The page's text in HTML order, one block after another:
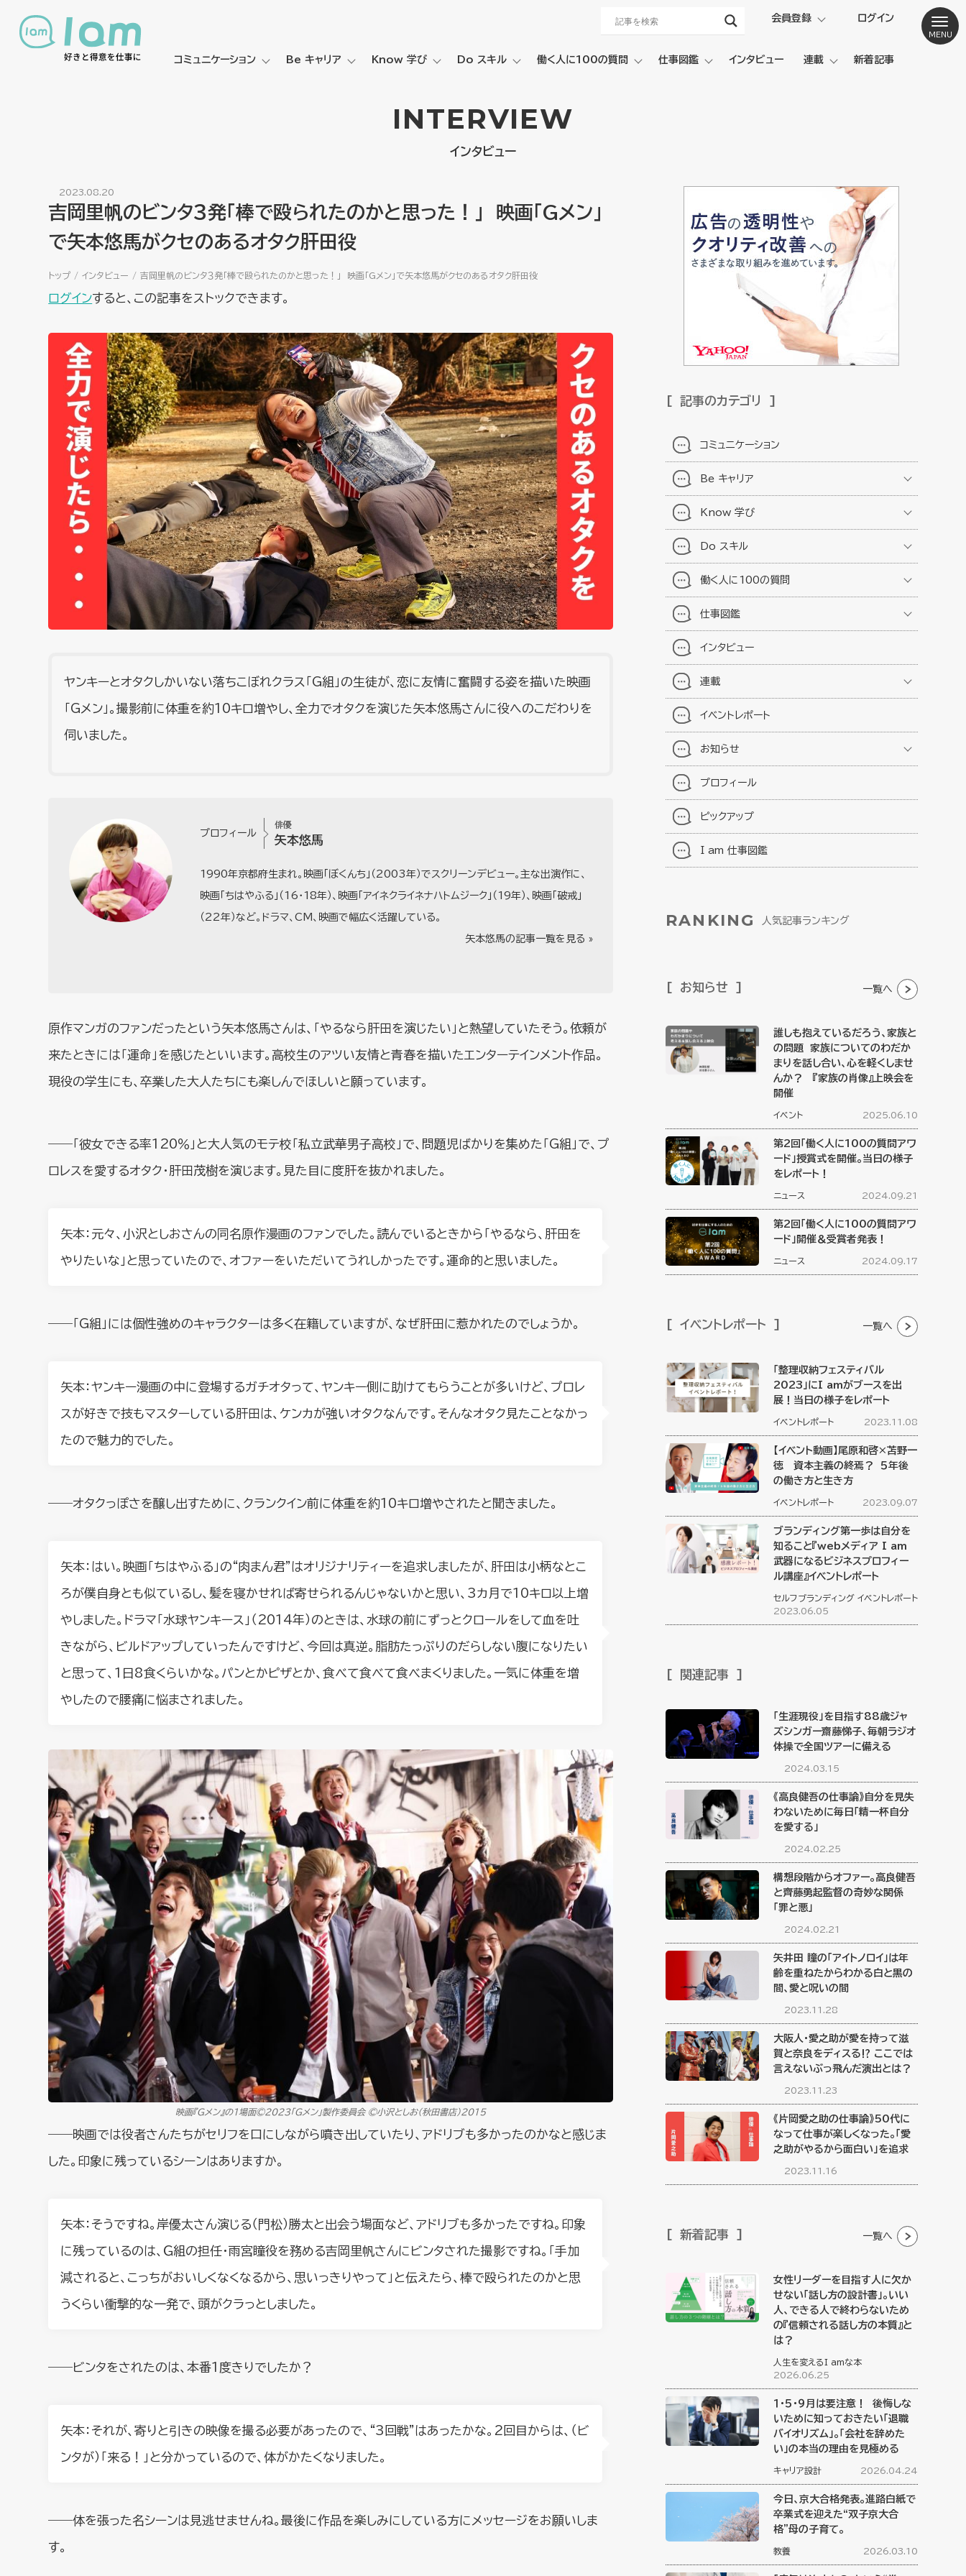
会員登録 ログイン
コミュニケーション Be キャリア Know 学び Do スキル 働く人に100の質問 仕事図鑑 インタビュー 連載 新着記事
INTERVIEW
インタビュー
2023.08.20
吉岡里帆のビンタ３発「棒で殴られたのかと思った！」 映画「Gメン」
で矢本悠馬がクセのあるオタク肝田役
トップ インタビュー 吉岡里帆のビンタ３発「棒で殴られたのかと思った！」 映画「Gメン」で矢本悠馬がクセのあるオタク肝田役
ログインすると、この記事をストックできます。
ヤンキーとオタクしかいない落ちこぼれクラス「G組」の生徒が、恋に友情に奮闘する姿を描いた映画
「Gメン」。撮影前に体重を約10キロ増やし、全力でオタクを演じた矢本悠馬さんに役へのこだわりを
伺いました。
プロフィール
俳優
矢本悠馬
1990年京都府生まれ。映画「ぼくんち」（2003年）でスクリーンデビュー。主な出演作に、
映画「ちはやふる」（16・18年）、映画「アイネクライネナハトムジーク」（19年）、映画「破戒」
（22年）など。ドラマ、CM、映画で幅広く活躍している。
矢本悠馬の記事一覧を見る »
原作マンガのファンだったという矢本悠馬さんは、「やるなら肝田を演じたい」と熱望していたそう。依頼が
来たときには「運命」を感じたといいます。高校生のアツい友情と青春を描いたエンターテインメント作品。
現役の学生にも、卒業した大人たちにも楽しんでほしいと願っています。
――「彼女できる率120％」と大人気のモテ校「私立武華男子高校」で、問題児ばかりを集めた「G組」で、プ
ロレスを愛するオタク・肝田茂樹を演じます。見た目に度肝を抜かれました。
矢本：元々、小沢としおさんの同名原作漫画のファンでした。読んでいるときから「やるなら、肝田を
やりたいな」と思っていたので、オファーをいただいてうれしかったです。運命的と思いました。
――「G組」には個性強めのキャラクターは多く在籍していますが、なぜ肝田に惹かれたのでしょうか。
矢本：ヤンキー漫画の中に登場するガチオタって、ヤンキー側に助けてもらうことが多いけど、プロレ
スが好きで技もマスターしている肝田は、ケンカが強いオタクなんです。そんなオタク見たことなかっ
たので魅力的でした。
――オタクっぽさを醸し出すために、クランクイン前に体重を約10キロ増やされたと聞きました。
矢本：はい。映画「ちはやふる」の“肉まん君”はオリジナリティーを追求しましたが、肝田は小柄なとこ
ろが僕自身とも似ているし、髪を寝かせれば寄せられるんじゃないかと思い、3カ月で10キロ以上増
やしました。ドラマ「水球ヤンキース」（2014年）のときは、水球の前にずっとクロールをして血を吐
きながら、ビルドアップしていったんですけど、今回は真逆。脂肪たっぷりのだらしない腹になりたい
と思って、1日8食くらいかな。パンとかピザとか、食べて食べて食べまくりました。一気に体重を増
やしたので腰痛に悩まされました。
映画『Gメン』の１場面©️2023「Ｇメン」製作委員会 ©️小沢としお(秋田書店)2015
――映画では役者さんたちがセリフを口にしながら噴き出していたり、アドリブも多かったのかなと感じま
した。印象に残っているシーンはありますか。
矢本：そうですね。岸優太さん演じる（門松）勝太と出会う場面など、アドリブも多かったですね。印象
に残っているのは、Ｇ組の担任・雨宮瞳役を務める吉岡里帆さんにビンタされた撮影ですね。「手加
減されると、こっちがおいしくなくなるから、思いっきりやって」と伝えたら、棒で殴られたのかと思
うくらい衝撃的な一発で、頭がクラっとしました。
――ビンタをされたのは、本番1度きりでしたか？
矢本：それが、寄りと引きの映像を撮る必要があったので、“3回戦”はあったかな。2回目からは、（ビ
ンタが）「来る！」と分かっているので、体がかたくなりました。
――体を張った名シーンは見逃せませんね。最後に作品を楽しみにしている方にメッセージをお願いしま
す。
記事のカテゴリ
コミュニケーション
Be キャリア
Know 学び
Do スキル
働く人に100の質問
仕事図鑑
インタビュー
連載
イベントレポート
お知らせ
プロフィール
ピックアップ
I am 仕事図鑑
RANKING 人気記事ランキング
お知らせ 一覧へ
誰しも抱えているだろう、家族と
の問題 家族についてのわだか
まりを話し合い、心を軽くしませ
んか？ 『家族の肖像』上映会を
開催
イベント 2025.06.10
第2回「働く人に100の質問アワ
ード」授賞式を開催。当日の様子
をレポート！
ニュース 2024.09.21
第2回「働く人に100の質問アワ
ード」開催＆受賞者発表！
ニュース 2024.09.17
イベントレポート 一覧へ
「整理収納フェスティバル
2023」にI amがブースを出
展！当日の様子をレポート
イベントレポート 2023.11.08
【イベント動画】尾原和啓×苫野一
徳 資本主義の終焉？ ５年後
の働き方と生き方
イベントレポート 2023.09.07
ブランディング第一歩は自分を
知ること『webメディア I am
武器になるビジネスプロフィー
ル講座』イベントレポート
セルフブランディング イベントレポート
2023.06.05
関連記事
「生涯現役」を目指す88歳ジャ
ズシンガー齋藤悌子、毎朝ラジオ
体操で全国ツアーに備える
2024.03.15
《高良健吾の仕事論》自分を見失
わないために毎日「精一杯自分
を愛する」
2024.02.25
構想段階からオファー。高良健吾
と齊藤勇起監督の奇妙な関係
「罪と悪」
2024.02.21
矢井田 瞳の「アイトノロイ」は年
齢を重ねたからわかる白と黒の
間、愛と呪いの間
2023.11.28
大阪人・愛之助が愛を持って滋
賀と奈良をディスる⁉︎ ここでは
言えないぶっ飛んだ演出とは？
2023.11.23
《片岡愛之助の仕事論》50代に
なって仕事が楽しくなった。「愛
之助がやるから面白い」を追求
2023.11.16
新着記事 一覧へ
女性リーダーを目指す人に欠か
せない「話し方の設計書」。いい
人、できる人で終わらないため
の『信頼される話し方の本質』と
は？
人生を変えるI amな本
2026.06.25
１・５・９月は要注意！ 後悔しな
いために知っておきたい「退職
バイオリズム」。「会社を辞めた
い」の本当の理由を見極める
キャリア設計 2026.04.24
今日、京大合格発表。進路白紙で
卒業式を迎えた“双子京大合
格”母の子育て。
教養 2026.03.10